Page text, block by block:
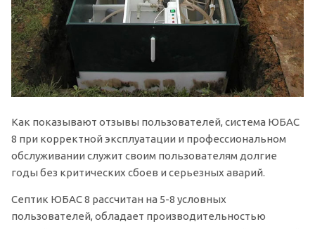
Как показывают отзывы пользователей, система ЮБАС
8 при корректной эксплуатации и профессиональном
обслуживании служит своим пользователям долгие
годы без критических сбоев и серьезных аварий.
Септик ЮБАС 8 рассчитан на 5-8 условных
пользователей, обладает производительностью